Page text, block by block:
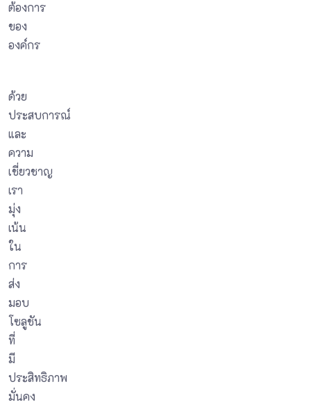
ต้องการ
ของ
องค์กร
ด้วย
ประสบการณ์
และ
ความ
เชี่ยวชาญ
เรา
มุ่ง
เน้น
ใน
การ
ส่ง
มอบ
โซลูชัน
ที่
มี
ประสิทธิภาพ
มั่นคง